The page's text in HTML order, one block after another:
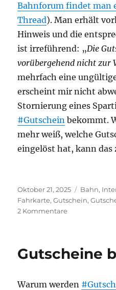
Bahnforum findet man
Thread). Man erhält
Hinweis und die
ist irreführend: „Die
vorübergehend nicht zur
mehrfach eine
erscheint mir nicht
Stornierung eines
#Gutschein bekommt.
mehr weiß, welche
eingelöst hat, kann
Veröffentlicht
am
Oktober 21, 2025 Bahn,
Fahrkarte,Gutschein,
2 Kommentarezu
Bahn
Gutscheine
Warum werden